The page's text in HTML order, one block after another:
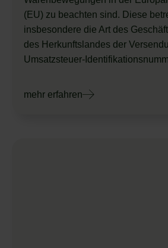
(EU) zu beachten sind. Diese
insbesondere die Art des
des Herkunftslandes der
Umsatzsteuer-
mehr erfahren